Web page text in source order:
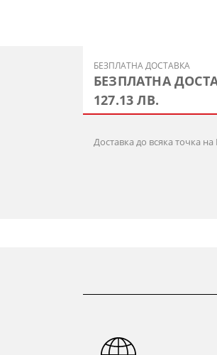
БЕЗПЛАТНА ДОСТАВКА
БЕЗПЛАТНА
127.13 ЛВ.
Доставка до всяка точка